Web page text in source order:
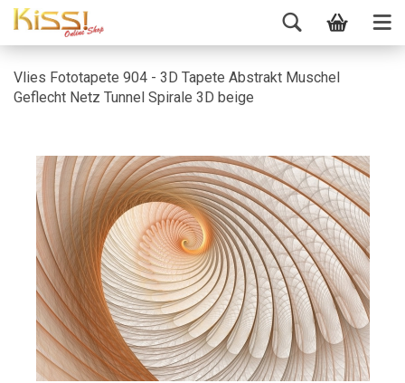
Vlies Fototapete 904 - 3D Tapete Abstrakt Muschel
Geflecht Netz Tunnel Spirale 3D beige